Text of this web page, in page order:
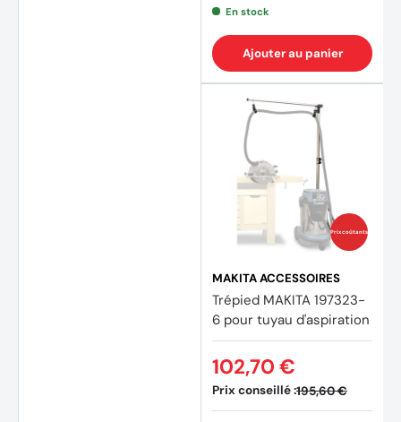
En stock
Ajouter au panier
Prix coûtants
MAKITA ACCESSOIRES
Trépied MAKITA 197323-
6 pour tuyau d'aspiration
Prix conseillé :195,60 €
102,70 €